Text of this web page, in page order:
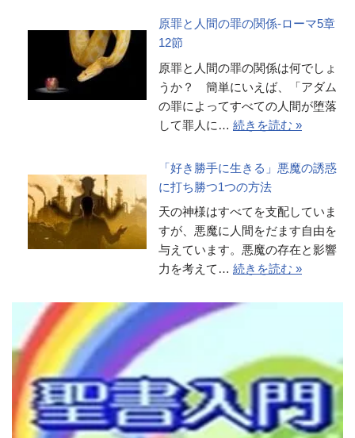
原罪と人間の罪の関係-ローマ5章
12節
原罪と人間の罪の関係は何でしょ
うか？ 簡単にいえば、「アダム
の罪によってすべての人間が堕落
して罪人に… 続きを読む »
「好き勝手に生きる」悪魔の誘惑
に打ち勝つ1つの方法
天の神様はすべてを支配していま
すが、悪魔に人間をだます自由を
与えています。悪魔の存在と影響
力を考えて… 続きを読む »